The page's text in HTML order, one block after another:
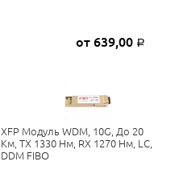
от 639,00 Р
XFP Модуль WDM, 10G, До 20
Км, TX 1330 Нм, RX 1270 Нм, LC,
DDM FIBO